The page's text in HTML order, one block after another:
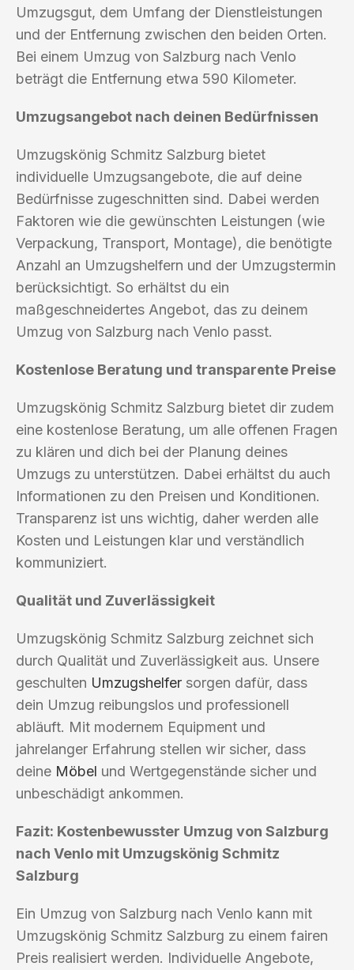
Umzugsgut, dem Umfang der Dienstleistungen
und der Entfernung zwischen den beiden Orten.
Bei einem Umzug von Salzburg nach Venlo
beträgt die Entfernung etwa 590 Kilometer.
Umzugsangebot nach deinen Bedürfnissen
Umzugskönig Schmitz Salzburg bietet
individuelle Umzugsangebote, die auf deine
Bedürfnisse zugeschnitten sind. Dabei werden
Faktoren wie die gewünschten Leistungen (wie
Verpackung, Transport, Montage), die benötigte
Anzahl an Umzugshelfern und der Umzugstermin
berücksichtigt. So erhältst du ein
maßgeschneidertes Angebot, das zu deinem
Umzug von Salzburg nach Venlo passt.
Kostenlose Beratung und transparente Preise
Umzugskönig Schmitz Salzburg bietet dir zudem
eine kostenlose Beratung, um alle offenen Fragen
zu klären und dich bei der Planung deines
Umzugs zu unterstützen. Dabei erhältst du auch
Informationen zu den Preisen und Konditionen.
Transparenz ist uns wichtig, daher werden alle
Kosten und Leistungen klar und verständlich
kommuniziert.
Qualität und Zuverlässigkeit
Umzugskönig Schmitz Salzburg zeichnet sich
durch Qualität und Zuverlässigkeit aus. Unsere
geschulten Umzugshelfer sorgen dafür, dass
dein Umzug reibungslos und professionell
abläuft. Mit modernem Equipment und
jahrelanger Erfahrung stellen wir sicher, dass
deine Möbel und Wertgegenstände sicher und
unbeschädigt ankommen.
Fazit: Kostenbewusster Umzug von Salzburg
nach Venlo mit Umzugskönig Schmitz
Salzburg
Ein Umzug von Salzburg nach Venlo kann mit
Umzugskönig Schmitz Salzburg zu einem fairen
Preis realisiert werden. Individuelle Angebote,